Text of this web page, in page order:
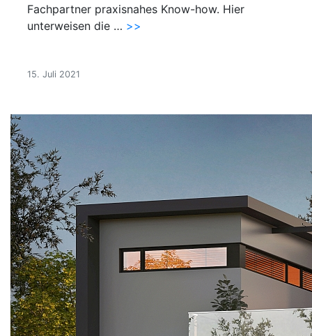
Fachpartner praxisnahes Know-how. Hier
unterweisen die … >>
15. Juli 2021